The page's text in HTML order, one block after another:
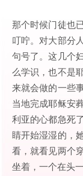
那个时候门徒也
叮咛。对大部分
句号了。这几个
么学识，也不是
来就会做的一些
当地完成耶稣安
利亚的心都急死
睛开始湿湿的，
看，就看见两个
坐着，一个在头一